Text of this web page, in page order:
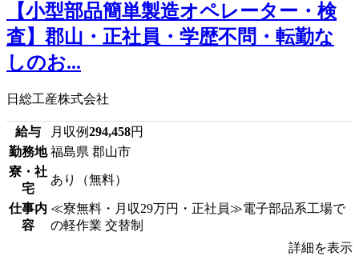
【小型部品簡単製造オペレーター・検
査】郡山・正社員・学歴不問・転勤な
しのお...
日総工産株式会社
給与 月収例294,458円
勤務地 福島県 郡山市
寮・社
宅
あり（無料）
仕事内
容
≪寮無料・月収29万円・正社員≫電子部品系工場で
の軽作業 交替制
詳細を表示